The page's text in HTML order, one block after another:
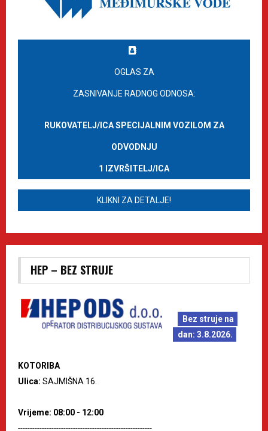
OGLAS ZA
ZASNIVANJE RADNOG ODNOSA:
RUKOVATELJ/ICA SPECIJALNIM VOZILOM ZA
ODVODNJU
1 IZVRŠITELJ/ICA
KLIKNI ZA DETALJE!
HEP – BEZ STRUJE
Bez struje na
dan: 3.8.2026.
KOTORIBA
Ulica: SAJMIŠNA 16.
Vrijeme: 08:00 - 12:00
--------------------------------------------------------